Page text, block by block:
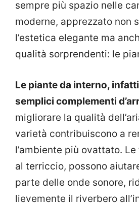
sempre più spazio nelle
moderne, apprezzato non
l’estetica elegante ma
qualità sorprendenti: le
Le piante da interno,
semplici complementi
migliorare la qualità
varietà contribuiscono a
l’ambiente più ovattato.
al terriccio, possono
parte delle onde sonore,
lievemente il riverbero